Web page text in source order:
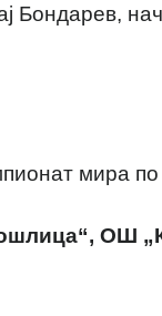
Бондарев,
мира
ОШ